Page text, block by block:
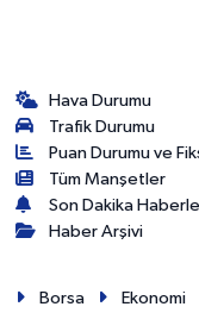
Hava Durumu
Trafik Durumu
Puan Durumu ve
Tüm Manşetler
Son Dakika
Haber Arşivi
Borsa Ekonomi